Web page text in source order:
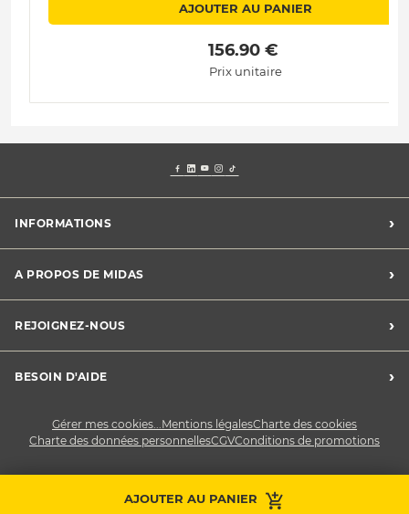
AJOUTER AU PANIER
AJOUTER AU PANIER
156.90 €
Prix unitaire
INFORMATIONS ›
Charte des cookies
Charte des données personnelles
CGV
Conditions de promotions
A PROPOS DE MIDAS ›
Midas France
Développement durable
REJOIGNEZ-NOUS ›
Devenez franchisé
BESOIN D'AIDE ›
Gérer mes cookies...Mentions légalesCharte des cookies
Charte des données personnellesCGVConditions de promotions
Prendre RDV